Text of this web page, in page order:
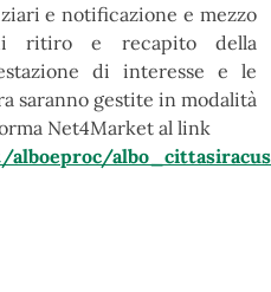
e notificazione e mezzo
ritiro e recapito della
di interesse e le
saranno gestite in modalità
Net4Market al link